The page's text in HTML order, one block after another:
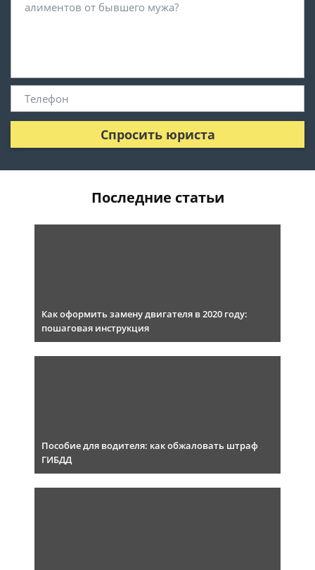
Спросить юриста
Последние статьи
Как оформить замену двигателя в 2020 году:
пошаговая инструкция
Пособие для водителя: как обжаловать штраф
ГИБДД